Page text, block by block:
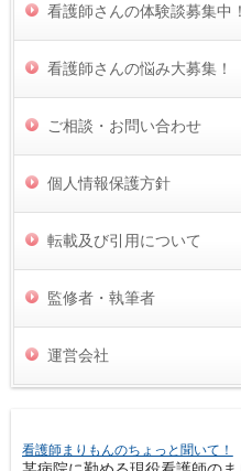
看護師さんの体験談募集中！
看護師さんの悩み大募集！
ご相談・お問い合わせ
個人情報保護方針
転載及び引用について
監修者・執筆者
運営会社
看護師まりもんのちょっと聞いて！